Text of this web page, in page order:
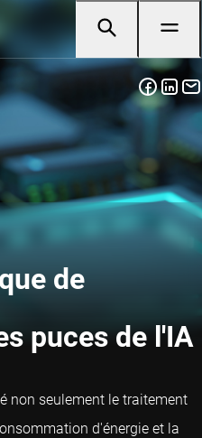
de
puces de l'IA
non seulement le traitement
d'énergie et la